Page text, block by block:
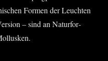
For­men der Leuch­ten
– sind an Natur­for­